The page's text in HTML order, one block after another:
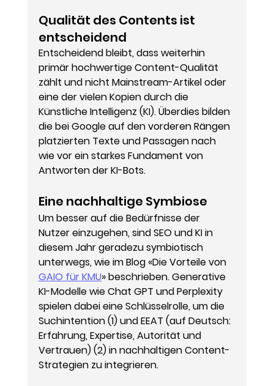
Qualität des Contents ist
entscheidend
Entscheidend bleibt, dass weiterhin
primär hochwertige Content-Qualität
zählt und nicht Mainstream-Artikel oder
eine der vielen Kopien durch die
Künstliche Intelligenz (KI). Überdies bilden
die bei Google auf den vorderen Rängen
platzierten Texte und Passagen nach
wie vor ein starkes Fundament von
Antworten der KI-Bots.
Eine nachhaltige Symbiose
Um besser auf die Bedürfnisse der
Nutzer einzugehen, sind SEO und KI in
diesem Jahr geradezu symbiotisch
unterwegs, wie im Blog «Die Vorteile von
GAIO für KMU» beschrieben. Generative
KI-Modelle wie Chat GPT und Perplexity
spielen dabei eine Schlüsselrolle, um die
Suchintention (1) und EEAT (auf Deutsch:
Erfahrung, Expertise, Autorität und
Vertrauen) (2) in nachhaltigen Content-
Strategien zu integrieren.